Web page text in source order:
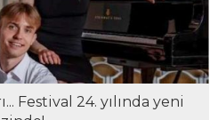
Festival 24. yılında yeni